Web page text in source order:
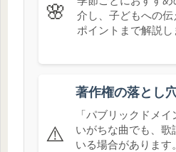
🌸
介し、子どもへの
ポイントまで解説し
⚠️
著作権の落とし
「パブリックドメ
いがちな曲でも、歌
いる場合があります